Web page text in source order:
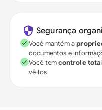
Segurança
Você mantém a
documentos e
Você temcontrole
vê-los